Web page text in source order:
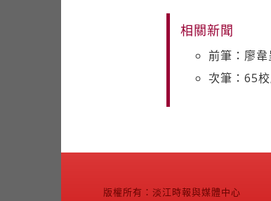
相關新聞
前筆：廖
次筆：65
版權所有：淡江時報與媒體中心